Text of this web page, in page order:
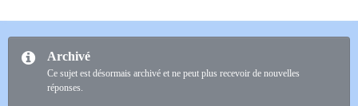
Archivé
Ce sujet est désormais archivé et ne peut plus recevoir de nouvelles
réponses.